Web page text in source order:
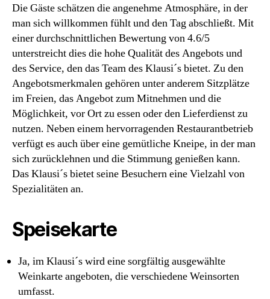
Die Gäste schätzen die angenehme Atmosphäre, in der
man sich willkommen fühlt und den Tag abschließt. Mit
einer durchschnittlichen Bewertung von 4.6/5
unterstreicht dies die hohe Qualität des Angebots und
des Service, den das Team des Klausi´s bietet. Zu den
Angebotsmerkmalen gehören unter anderem Sitzplätze
im Freien, das Angebot zum Mitnehmen und die
Möglichkeit, vor Ort zu essen oder den Lieferdienst zu
nutzen. Neben einem hervorragenden Restaurantbetrieb
verfügt es auch über eine gemütliche Kneipe, in der man
sich zurücklehnen und die Stimmung genießen kann.
Das Klausi´s bietet seine Besuchern eine Vielzahl von
Spezialitäten an.
Speisekarte
Ja, im Klausi´s wird eine sorgfältig ausgewählte
Weinkarte angeboten, die verschiedene Weinsorten
umfasst.